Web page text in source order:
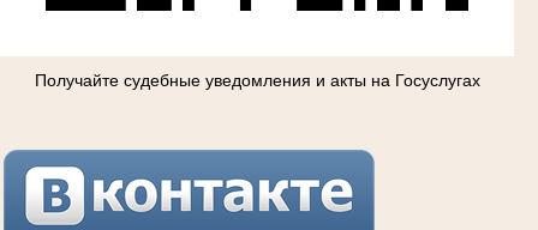
Получайте судебные уведомления и акты на Госуслугах